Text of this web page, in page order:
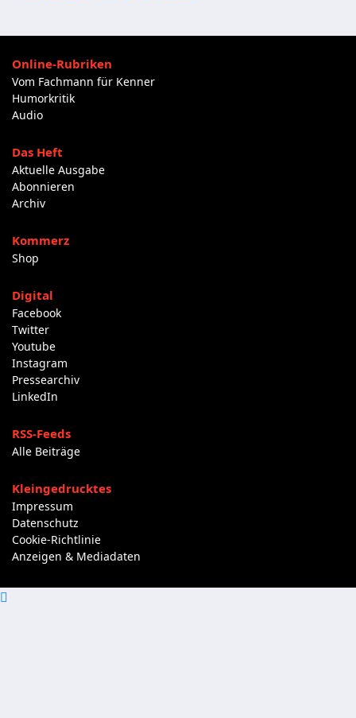
Online-Rubriken
Vom Fachmann für Kenner
Humorkritik
Audio
Das Heft
Aktuelle Ausgabe
Abonnieren
Archiv
Kommerz
Shop
Digital
Facebook
Twitter
Youtube
Instagram
Pressearchiv
LinkedIn
RSS-Feeds
Alle Beiträge
Kleingedrucktes
Impressum
Datenschutz
Cookie-Richtlinie
Anzeigen & Mediadaten